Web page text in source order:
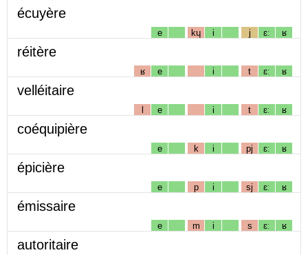
écuyère
e kɥ i j ɛː ʁ
réitère
ʁ e i t ɛː ʁ
velléitaire
l e i t ɛː ʁ
coéquipière
e k i pj ɛː ʁ
épicière
e p i sj ɛː ʁ
émissaire
e m i s ɛː ʁ
autoritaire